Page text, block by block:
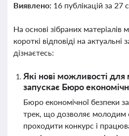
Виявлено: 16 публікацій за 27
На основі зібраних матеріалів
короткі відповіді на актуальні
дізнаєтесь:
Які нові можливості для
запускає Бюро
Бюро економічної безпеки
трек, що дозволяє молодим
проходити конкурс і